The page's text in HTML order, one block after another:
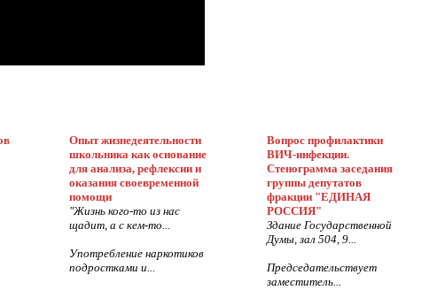
Опыт жизнедеятельности
школьника как основание
для анализа, рефлексии и
оказания своевременной
помощи
"Жизнь кого-то из нас
щадит, а с кем-то...
Употребление наркотиков
подростками и...
Вопрос профилактики
ВИЧ-инфекции.
Стенограмма заседания
группы депутатов
фракции "ЕДИНАЯ
РОССИЯ"
Здание Государственной
Думы, зал 504, 9...
Председательствует
заместитель...